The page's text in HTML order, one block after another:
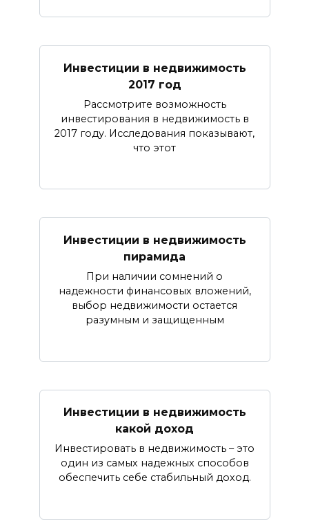
Инвестиции в недвижимость
2017 год
Рассмотрите возможность
инвестирования в недвижимость в
2017 году. Исследования показывают,
что этот
Инвестиции в недвижимость
пирамида
При наличии сомнений о
надежности финансовых вложений,
выбор недвижимости остается
разумным и защищенным
Инвестиции в недвижимость
какой доход
Инвестировать в недвижимость – это
один из самых надежных способов
обеспечить себе стабильный доход.